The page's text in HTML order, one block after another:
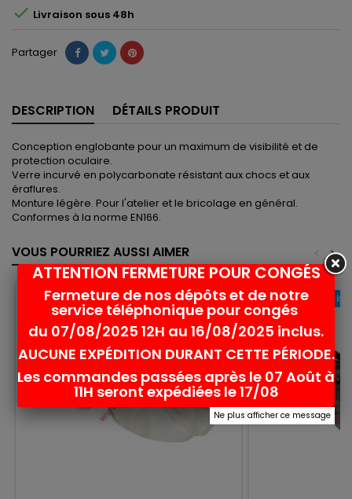
 Livraison sous 48h
Partager
DESCRIPTION DÉTAILS PRODUIT
Conception englobante pour un maximum de visibilité et de
protection oculaire.
Verre incurvé en polycarbonate résistant aux chocs et aux
éraflures.
Monture légère. Pour l'atelier et le bricolage en général.
Conformes à la norme EN166.
VOUS POURRIEZ AUSSI AIMER >
<
favorite_border Rupture de stock
ATTENTION FERMETURE POUR CONGÉS
Fermeture de nos dépôts et de notre
service téléphonique pour congés
du 07/08/2025 12H au 16/08/2025 inclus.
AUCUNE EXPÉDITION DURANT CETTE PÉRIODE.
Les commandes passées après le 07 Août à
11H seront expédiées le 17/08
Ne plus afficher ce message